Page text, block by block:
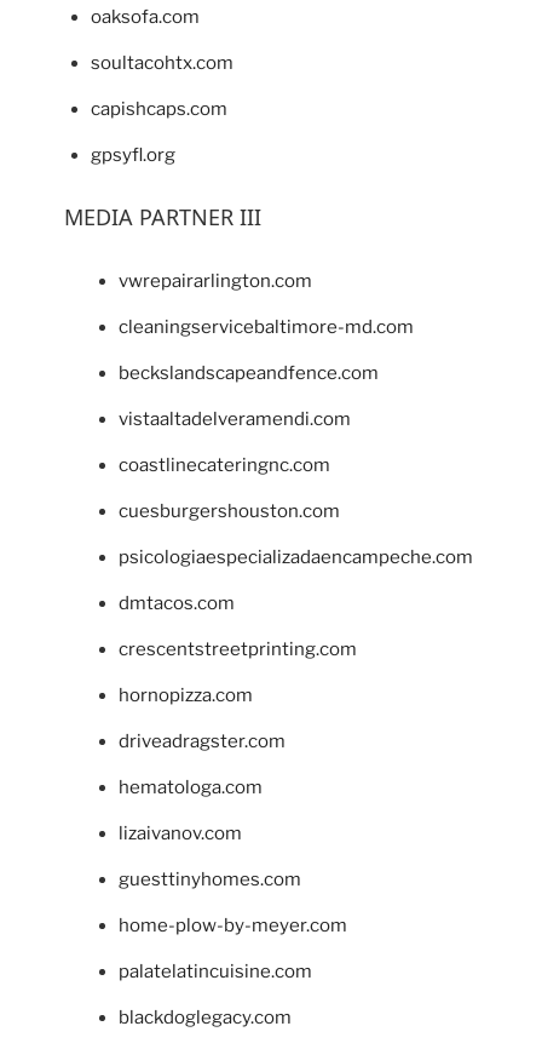
oaksofa.com
soultacohtx.com
capishcaps.com
gpsyfl.org
MEDIA PARTNER III
vwrepairarlington.com
cleaningservicebaltimore-md.com
beckslandscapeandfence.com
vistaaltadelveramendi.com
coastlinecateringnc.com
cuesburgershouston.com
psicologiaespecializadaencampeche.com
dmtacos.com
crescentstreetprinting.com
hornopizza.com
driveadragster.com
hematologa.com
lizaivanov.com
guesttinyhomes.com
home-plow-by-meyer.com
palatelatincuisine.com
blackdoglegacy.com